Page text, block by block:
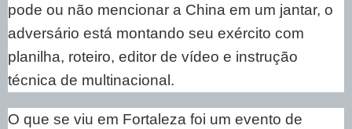
pode ou não mencionar a China em um jantar, o
adversário está montando seu exército com
planilha, roteiro, editor de vídeo e instrução
técnica de multinacional.
O que se viu em Fortaleza foi um evento de